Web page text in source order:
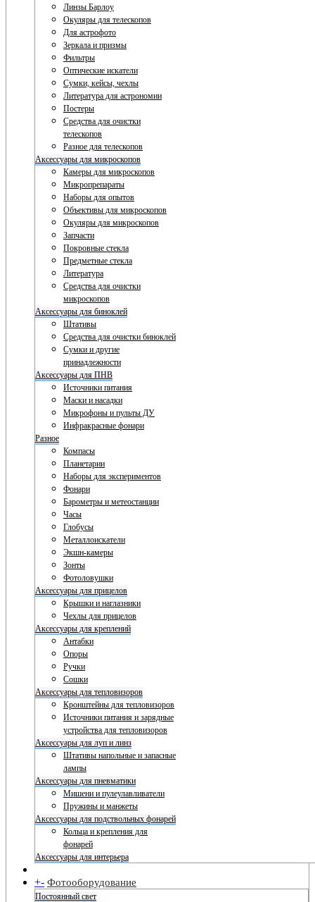
Линзы Барлоу
Окуляры для телескопов
Для астрофото
Зеркала и призмы
Фильтры
Оптические искатели
Сумки, кейсы, чехлы
Литература для астрономии
Постеры
Средства для очистки
телескопов
Разное для телескопов
Аксессуары для микроскопов
Камеры для микроскопов
Микропрепараты
Наборы для опытов
Объективы для микроскопов
Окуляры для микроскопов
Запчасти
Покровные стекла
Предметные стекла
Литература
Средства для очистки
микроскопов
Аксессуары для биноклей
Штативы
Средства для очистки биноклей
Сумки и другие
принадлежности
Аксессуары для ПНВ
Источники питания
Маски и насадки
Микрофоны и пульты ДУ
Инфракрасные фонари
Разное
Компасы
Планетарии
Наборы для экспериментов
Фонари
Барометры и метеостанции
Часы
Глобусы
Металлоискатели
Экшн-камеры
Зонты
Фотоловушки
Аксессуары для прицелов
Крышки и наглазники
Чехлы для прицелов
Аксессуары для креплений
Антабки
Опоры
Ручки
Сошки
Аксессуары для тепловизоров
Кронштейны для тепловизоров
Источники питания и зарядные
устройства для тепловизоров
Аксессуары для луп и линз
Штативы напольные и запасные
лампы
Аксессуары для пневматики
Мишени и пулеулавливатели
Пружины и манжеты
Аксессуары для подствольных фонарей
Кольца и крепления для
фонарей
Аксессуары для интерьера
+- Фотооборудование
Постоянный свет